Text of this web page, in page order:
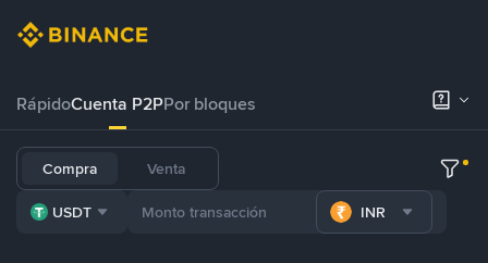
RápidoCuenta P2PPor bloques
Compra Venta
USDT INR